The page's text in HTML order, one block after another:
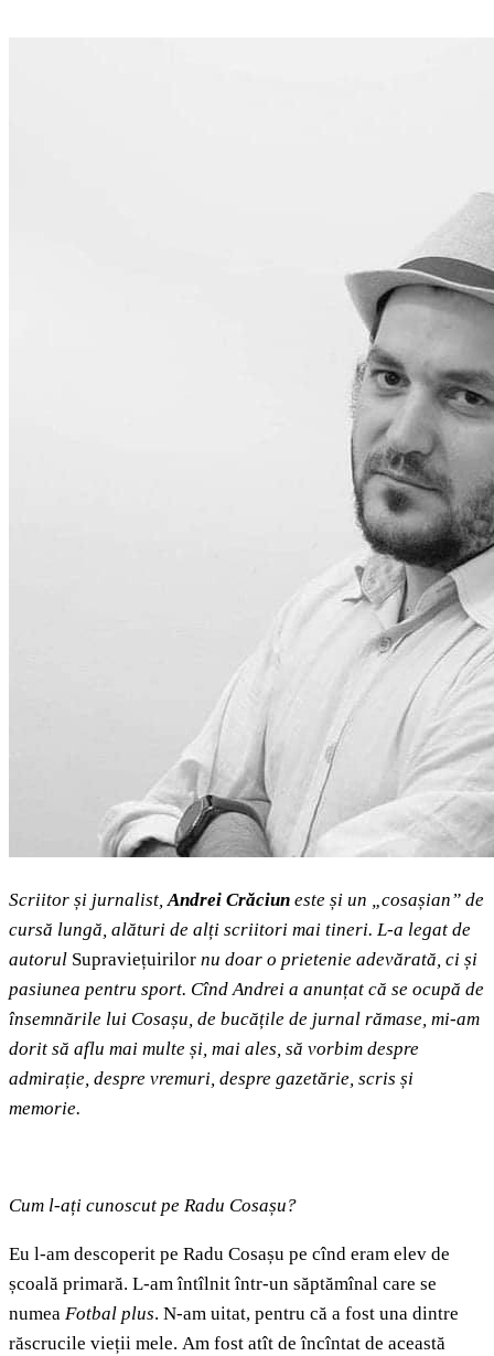
Scriitor și jurnalist,Andrei Crăciun este și un „cosașian” de
cursă lungă, alături de alți scriitori mai tineri. L-a legat de
autorul Supraviețuirilor nu doar o prietenie adevărată, ci și
pasiunea pentru sport. Cînd Andrei a anunțat că se ocupă de
însemnările lui Cosașu, de bucățile de jurnal rămase, mi-am
dorit să aflu mai multe și, mai ales, să vorbim despre
admirație, despre vremuri, despre gazetărie, scris și
memorie.
Cum l-ați cunoscut pe Radu Cosașu?
Eu l-am descoperit pe Radu Cosașu pe cînd eram elev de
școală primară. L-am întîlnit într-un săptămînal care se
numea Fotbal plus. N-am uitat, pentru că a fost una dintre
răscrucile vieții mele. Am fost atît de încîntat de această